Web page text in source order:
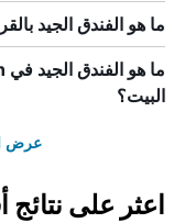
ما هو الفندق الجيد
البيت؟
عرض